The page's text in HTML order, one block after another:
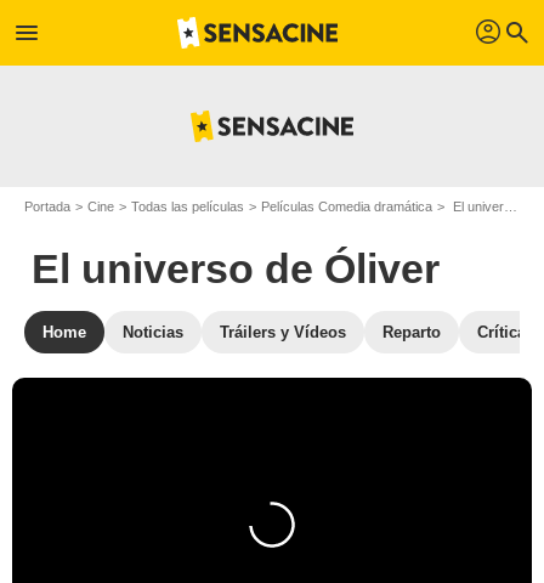
menu profil search
Portada Cine Todas las películas Películas Comedia dramática El universo de Óliver
El universo de Óliver
Home Noticias Tráilers y Vídeos Reparto Críticas